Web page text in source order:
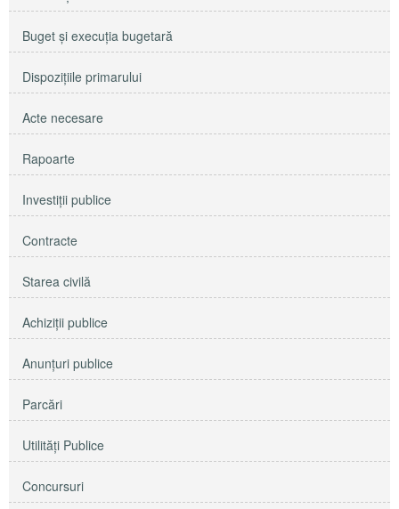
Buget şi execuţia bugetară
Dispoziţiile primarului
Acte necesare
Rapoarte
Investiţii publice
Contracte
Starea civilă
Achiziţii publice
Anunţuri publice
Parcări
Utilităţi Publice
Concursuri